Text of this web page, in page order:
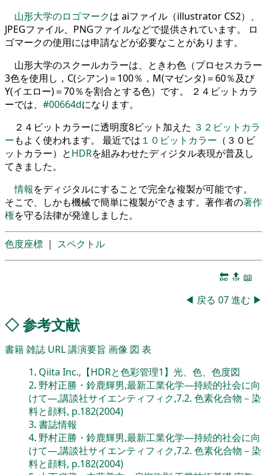
山形大学のロゴマークは aiファイル（illustrator CS2）、
JPEGファイル、PNGファイルなどで提供されています。 ロ
ゴマークの使用には申請などが必要なことがあります。
山形大学のスクールカラーは、ときわ色（プロセスカラー
3色を使用し，C(シアン)＝100％，M(マゼンタ)＝60％及び
Y(イエロー)＝70％を割合とする色）です。 ２４ビットカラ
ーでは、 #00664dになります。
２４ビットカラーに透明度8ビット加えた ３２ビットカラ
ーもよく使われます。 最近では １０ビットカラー （３０ビ
ットカラー）とHDRを組みわせたディジタル表現が普及し
てきました。
情報をディジタルにすることで完全な複製が可能です。
そこで、しかも機械で簡単に複製ができます。著作者の著作
権を守る法律が発達しました。
色度座標 ｜ スペクトル
🔚 🔝 📖
◀ 戻る 07進む ▶
◇参考文献
書籍雑誌 URL講演要旨 画像 図 表
1. Qiita Inc.,【HDRと色彩管理1】光、色、色度図
2. 野村正勝・鈴鹿輝男,最新工業化学―持続的社会に向
けて―,講談社サイエンティフィク,7.2. 色素化合物－染
料と顔料, p.182(2004)
3. 書誌情報
4. 野村正勝・鈴鹿輝男,最新工業化学―持続的社会に向
けて―,講談社サイエンティフィク,7.2. 色素化合物－染
料と顔料, p.182(2004)